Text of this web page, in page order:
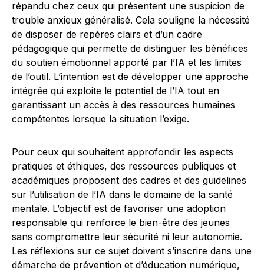
répandu chez ceux qui présentent une suspicion de
trouble anxieux généralisé. Cela souligne la nécessité
de disposer de repères clairs et d’un cadre
pédagogique qui permette de distinguer les bénéfices
du soutien émotionnel apporté par l’IA et les limites
de l’outil. L’intention est de développer une approche
intégrée qui exploite le potentiel de l’IA tout en
garantissant un accès à des ressources humaines
compétentes lorsque la situation l’exige.
Pour ceux qui souhaitent approfondir les aspects
pratiques et éthiques, des ressources publiques et
académiques proposent des cadres et des guidelines
sur l’utilisation de l’IA dans le domaine de la santé
mentale. L’objectif est de favoriser une adoption
responsable qui renforce le bien-être des jeunes
sans compromettre leur sécurité ni leur autonomie.
Les réflexions sur ce sujet doivent s’inscrire dans une
démarche de prévention et d’éducation numérique,